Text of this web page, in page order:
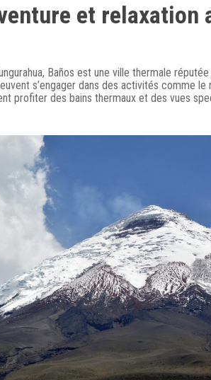
et relaxation
Baños est une ville thermale
s’engager dans des activités comme
profiter des bains thermaux et des vues